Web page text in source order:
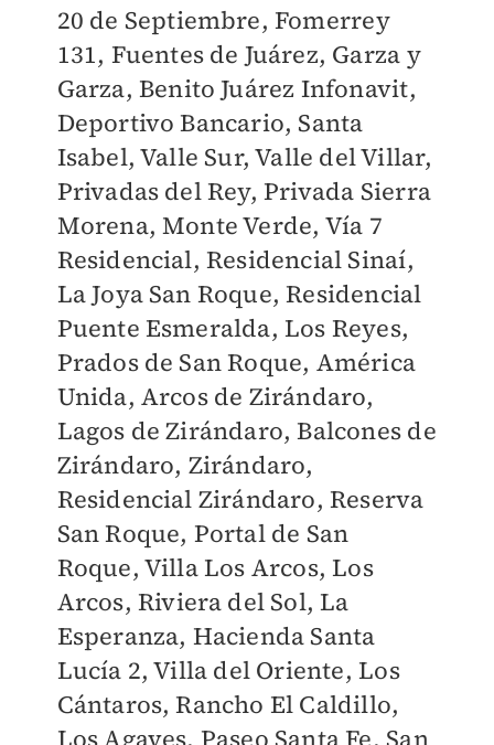
20 de Septiembre, Fomerrey
131, Fuentes de Juárez, Garza y
Garza, Benito Juárez Infonavit,
Deportivo Bancario, Santa
Isabel, Valle Sur, Valle del Villar,
Privadas del Rey, Privada Sierra
Morena, Monte Verde, Vía 7
Residencial, Residencial Sinaí,
La Joya San Roque, Residencial
Puente Esmeralda, Los Reyes,
Prados de San Roque, América
Unida, Arcos de Zirándaro,
Lagos de Zirándaro, Balcones de
Zirándaro, Zirándaro,
Residencial Zirándaro, Reserva
San Roque, Portal de San
Roque, Villa Los Arcos, Los
Arcos, Riviera del Sol, La
Esperanza, Hacienda Santa
Lucía 2, Villa del Oriente, Los
Cántaros, Rancho El Caldillo,